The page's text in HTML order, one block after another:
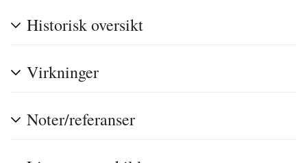
Historisk oversikt
Virkninger
Noter/referanser